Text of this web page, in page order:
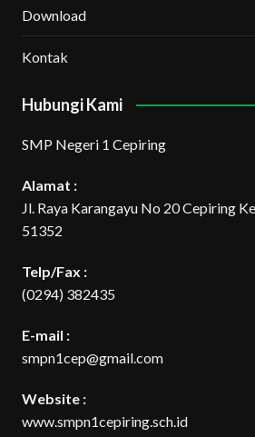
Download
Kontak
Hubungi Kami
SMP Negeri 1 Cepiring
Alamat :
Jl. Raya Karangayu No 20 Cepiring
51352
Telp/Fax :
(0294) 382435
E-mail :
smpn1cep@gmail.com
Website :
www.smpn1cepiring.sch.id